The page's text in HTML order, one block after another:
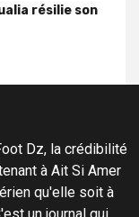
résilie son
Dz, la crédibilité
à Ait Si Amer
qu'elle soit à
un journal qui